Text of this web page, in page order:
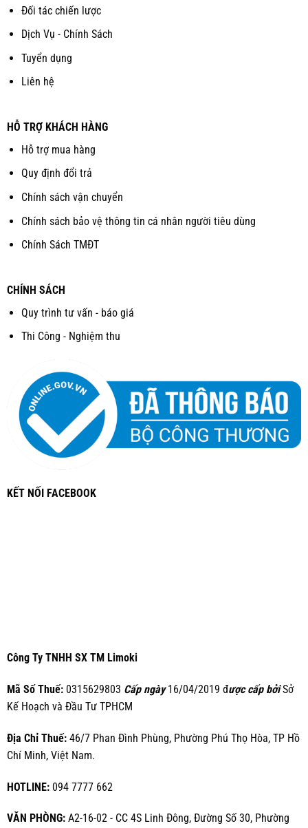
Đối tác chiến lược
Dịch Vụ - Chính Sách
Tuyển dụng
Liên hệ
HỖ TRỢ KHÁCH HÀNG
Hỗ trợ mua hàng
Quy định đổi trả
Chính sách vận chuyển
Chính sách bảo vệ thông tin cá nhân người tiêu dùng
Chính Sách TMĐT
CHÍNH SÁCH
Quy trình tư vấn - báo giá
Thi Công - Nghiệm thu
KẾT NỐI FACEBOOK
Công Ty TNHH SX TM Limoki
Mã Số Thuế:0315629803 Cấp ngày16/04/2019 được cấp bởiSở
Kế Hoạch và Đầu Tư TPHCM
Địa Chỉ Thuế:46/7 Phan Đình Phùng, Phường Phú Thọ Hòa, TP Hồ
Chí Minh, Việt Nam.
HOTLINE:094 7777 662
VĂN PHÒNG:A2-16-02 - CC 4S Linh Đông, Đường Số 30, Phường